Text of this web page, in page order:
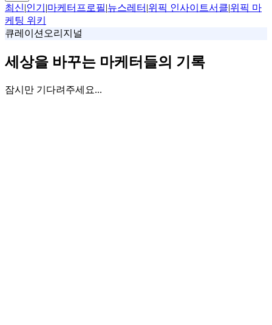
최신|인기 |마케터프로필|뉴스레터 |위픽 인사이트서클|위픽 마
케팅 위키
큐레이션 오리지널
세상을 바꾸는 마케터들의 기록
잠시만 기다려주세요...